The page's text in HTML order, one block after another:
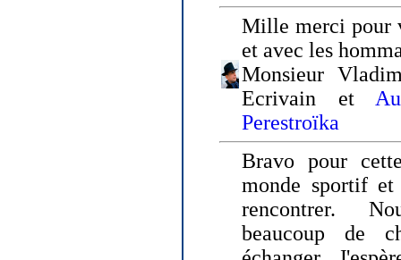
Mille merci pour
et avec les
Monsieur
Ecrivain et
Perestroïka
Bravo pour
monde sportif
rencontrer.
beaucoup de